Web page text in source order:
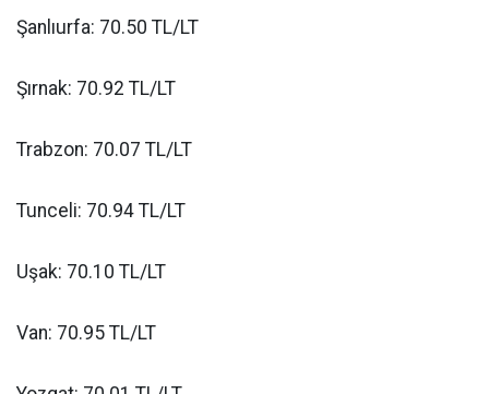
Şanlıurfa: 70.50 TL/LT
Şırnak: 70.92 TL/LT
Trabzon: 70.07 TL/LT
Tunceli: 70.94 TL/LT
Uşak: 70.10 TL/LT
Van: 70.95 TL/LT